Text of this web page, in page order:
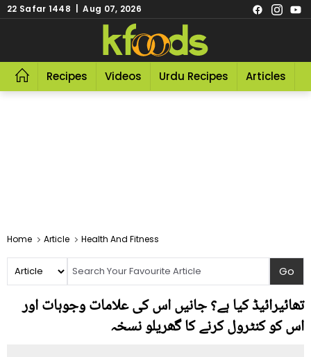
22 Safar 1448 | Aug 07, 2026
Recipes Videos Urdu Recipes Articles
Home Article Health And Fitness
تھائیرائیڈ کیا ہے؟ جانیں اس کی علامات وجوہات اور
اس کو کنٹرول کرنے کا گھریلو نسخہ